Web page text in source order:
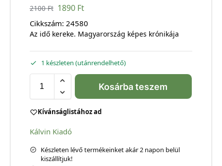
2100Ft 1890 Ft
Cikkszám: 24580
Az idő kereke. Magyarország képes krónikája
1 készleten (utánrendelhető)
Kosárba teszem
Kívánságlistához ad
Kálvin Kiadó
Készleten lévő termékeinket akár 2 napon belül
kiszállítjuk!